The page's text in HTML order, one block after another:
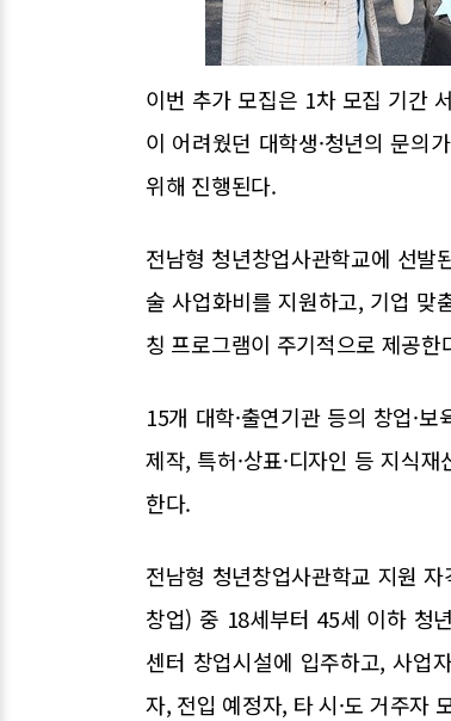
이번 추가 모집은 1차 모집 기간
이 어려웠던 대학생·청년의 문의
위해 진행된다.
전남형 청년창업사관학교에 선
술 사업화비를 지원하고, 기업 맞
칭 프로그램이 주기적으로 제공한
15개 대학·출연기관 등의 창업·
제작, 특허·상표·디자인 등 지식
한다.
전남형 청년창업사관학교 지원
창업) 중 18세부터 45세 이하 청
센터 창업시설에 입주하고, 사업
자, 전입 예정자, 타 시·도 거주자